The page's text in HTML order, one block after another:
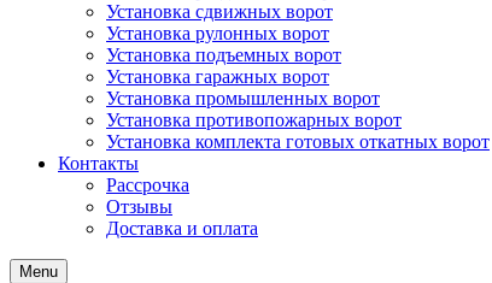
Установка сдвижных ворот
Установка рулонных ворот
Установка подъемных ворот
Установка гаражных ворот
Установка промышленных ворот
Установка противопожарных ворот
Установка комплекта готовых откатных ворот
Контакты
Рассрочка
Отзывы
Доставка и оплата
Menu